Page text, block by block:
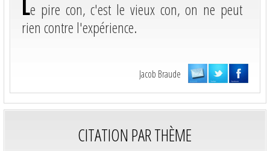
Le pire con, c'est le vieux con, on ne peut
rien contre l'expérience.
Jacob Braude
CITATION PAR THÈME